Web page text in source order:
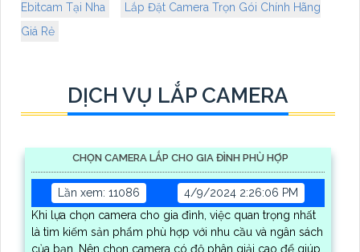
Ebitcam Tại Nha
Lắp Đặt Camera Trọn Gói Chính Hãng
Giá Rẻ
DỊCH VỤ LẮP CAMERA
CHỌN CAMERA LẮP CHO GIA ĐÌNH PHÙ HỢP
Lần xem: 11086
4/9/2024 2:26:06 PM
Khi lựa chọn camera cho gia đình, việc quan trọng nhất
là tìm kiếm sản phẩm phù hợp với nhu cầu và ngân sách
của bạn. Nên chọn camera có độ phân giải cao để giúp